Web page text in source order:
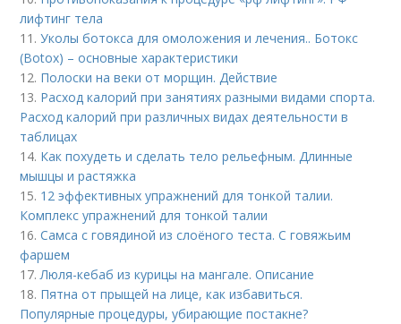
лифтинг тела
11.Уколы ботокса для омоложения и лечения.. Ботокс
(Botox) – основные характеристики
12. Полоски на веки от морщин. Действие
13. Расход калорий при занятиях разными видами спорта.
Расход калорий при различных видах деятельности в
таблицах
14. Как похудеть и сделать тело рельефным. Длинные
мышцы и растяжка
15. 12 эффективных упражнений для тонкой талии.
Комплекс упражнений для тонкой талии
16.Самса с говядиной из слоёного теста. С говяжьим
фаршем
17.Люля-кебаб из курицы на мангале. Описание
18. Пятна от прыщей на лице, как избавиться.
Популярные процедуры, убирающие постакне?